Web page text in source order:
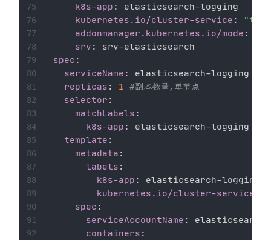
k8s-app : elasticsearch-logging
kubernetes.io/cluster-service :
addonmanager.kubernetes.io/mode :
srv : srv-
spec :
serviceName : elasticsearch-logging
replicas : 1 #副本数量,单节点
selector :
matchLabels :
k8s-app : elasticsearch-logging
template :
metadata :
labels :
k8s-app : elasticsearch-logging
kubernetes.io/cluster-service
spec :
serviceAccountName : elasticsearch
containers :
75
76
77
78
79
80
81
82
83
84
85
86
87
88
89
90
91
92